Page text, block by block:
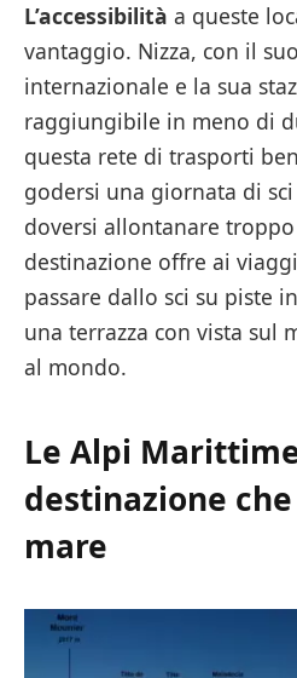
L’accessibilità a queste
vantaggio. Nizza, con il
internazionale e la sua
raggiungibile in meno di
questa rete di trasporti
godersi una giornata di
doversi allontanare
destinazione offre ai
passare dallo sci su piste
una terrazza con vista sul
al mondo.
Le Alpi
destinazione
mare